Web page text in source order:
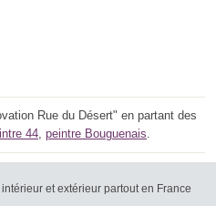
Rue du Désert" en partant des
44, peintre Bouguenais.
et extérieur partout en France